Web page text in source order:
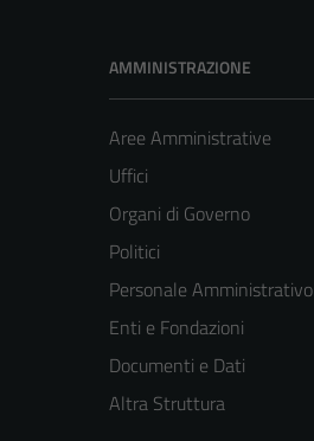
AMMINISTRAZIONE
Aree Amministrative
Uffici
Organi di Governo
Politici
Personale Amministrativo
Enti e Fondazioni
Documenti e Dati
Altra Struttura